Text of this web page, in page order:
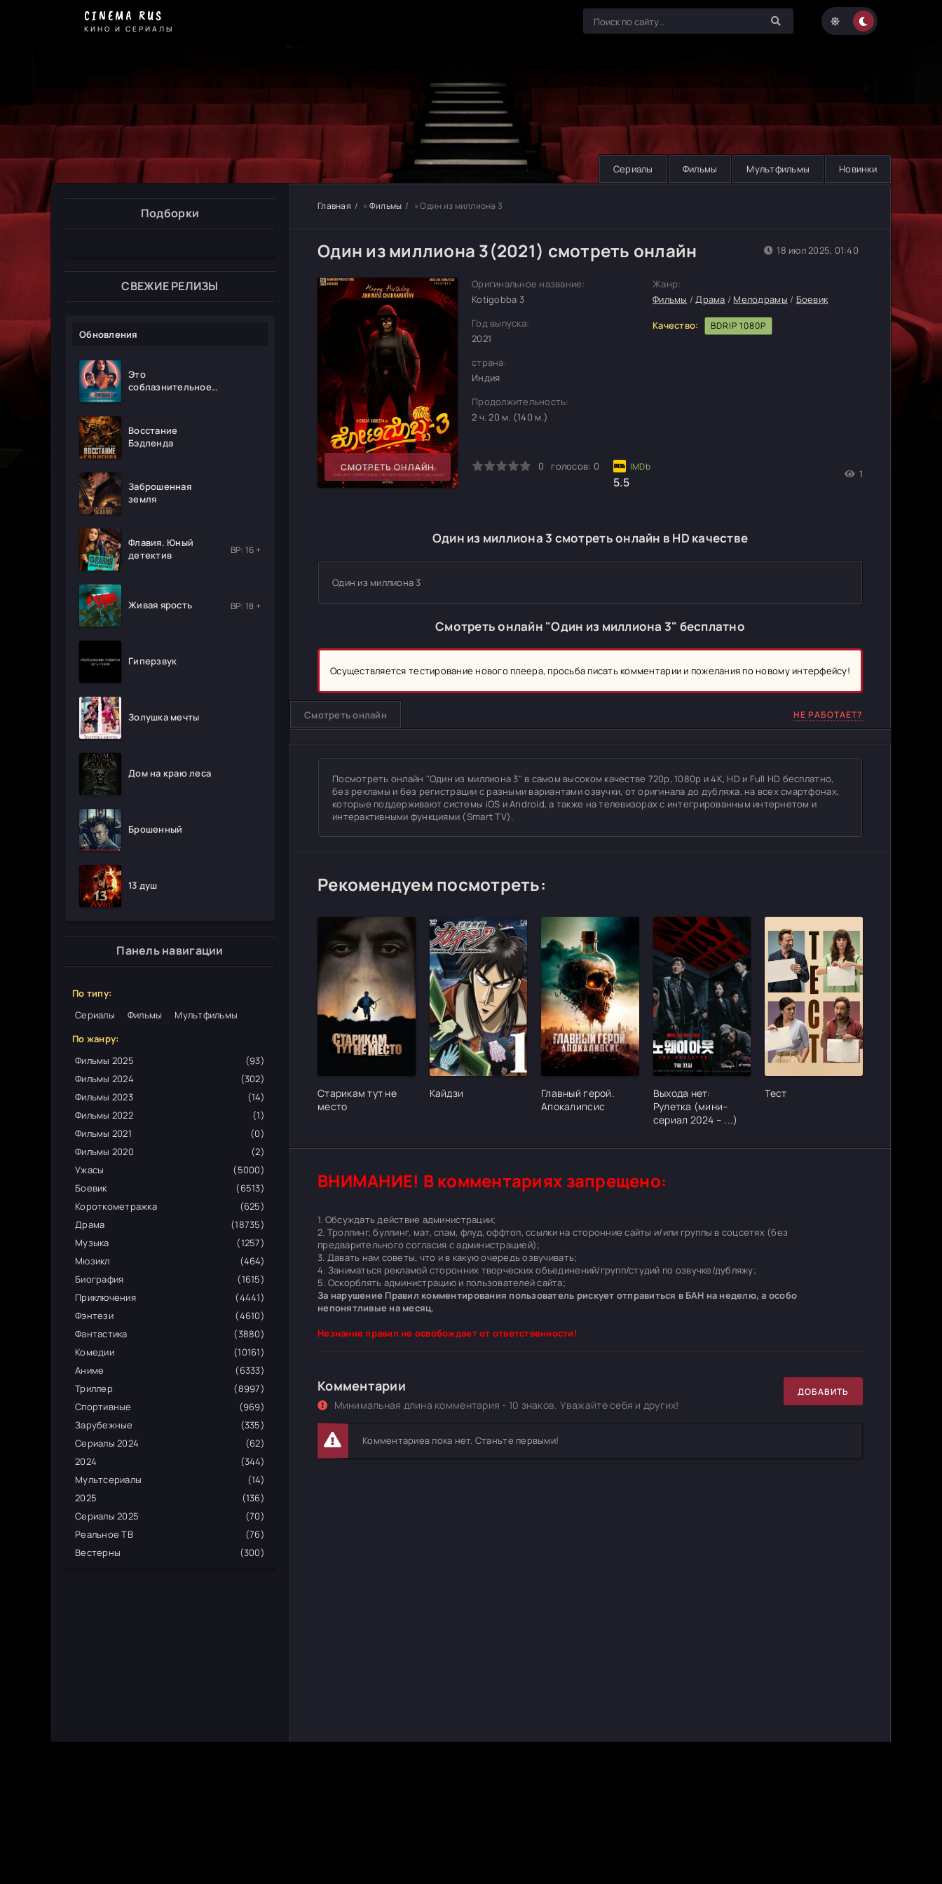
CINEMA RUS
КИНО И СЕРИАЛЫ
Сериалы Фильмы Мультфильмы Новинки
Подборки
СВЕЖИЕ РЕЛИЗЫ
Обновления
Это
соблазнительное
Восстание
Бэдленда
Заброшенная
земля
Флавия. Юный
детектив
ВР: 16 +
Живая ярость ВР: 18 +
Гиперзвук
Золушка мечты
Дом на краю леса
Брошенный
13 душ
Панель навигации
По типу:
Сериалы
Фильмы
Мультфильмы
По жанру:
Фильмы 2025
(93)
Фильмы 2024
(302)
Фильмы 2023
(14)
Фильмы 2022
(1)
Фильмы 2021
(0)
Фильмы 2020
(2)
Ужасы
(5000)
Боевик
(6513)
Короткометражка
(625)
Драма
(18735)
Музыка
(1257)
Мюзикл
(464)
Биография
(1615)
Приключения
(4441)
Фэнтези
(4610)
Фантастика
(3880)
Комедии
(10161)
Аниме
(6333)
Триллер
(8997)
Спортивные
(969)
Зарубежные
(335)
Сериалы 2024
(62)
2024
(344)
Мультсериалы
(14)
2025
(136)
Сериалы 2025
(70)
Реальное ТВ
(76)
Вестерны
(300)
Главная » Фильмы » Один из миллиона 3
Один из миллиона 3(2021) смотреть онлайн
СМОТРЕТЬ ОНЛАЙН
Оригинальное название:
Kotigobba 3
Год выпуска:
2021
страна:
Индия
Продолжительность:
2 ч. 20 м. (140 м.)
1 2 3 0 голосов: 0
5.5
1
18 июл 2025, 01:40
Жанр:
Фильмы /Драма / Мелодрамы / Боевик
Качество: BDRIP 1080P
Один из миллиона 3 смотреть онлайн в HD качестве
Один из миллиона 3
Смотреть онлайн "Один из миллиона 3" бесплатно
Осуществляется тестирование нового плеера, просьба писать комментарии и пожелания по новому интерфейсу!
Смотреть онлайн НЕ РАБОТАЕТ?
Посмотреть онлайн "Один из миллиона 3" в самом высоком качестве 720p, 1080p и 4K, HD и Full HD бесплатно,
без рекламы и без регистрации с разными вариантами озвучки, от оригинала до дубляжа, на всех смартфонах,
которые поддерживают системы iOS и Android, а также на телевизорах с интегрированным интернетом и
интерактивными функциями (Smart TV).
Рекомендуем посмотреть:
[/xfgiven_cvh_poster_urlcvh_poster_url]
Старикам тут не
место
[/xfgiven_cvh_poster_urlcvh_poster_url]
Кайдзи
[/xfgiven_cvh_poster_urlcvh_poster_url]
Главный герой.
Апокалипсис
[/xfgiven_cvh_poster_urlcvh_poster_url]
Выхода нет:
Рулетка (мини–
сериал 2024 – ...)
Тест
ВНИМАНИЕ! В комментариях запрещено:
1. Обсуждать действие администрации;
2. Троллинг, буллинг, мат, спам, флуд, оффтоп, ссылки на сторонние сайты и/или группы в соцсетях (без
предварительного согласия с администрацией);
3. Давать нам советы, что и в какую очередь озвучивать;
4. Заниматься рекламой сторонних творческих объединений/групп/студий по озвучке/дубляжу;
5. Оскорблять администрацию и пользователей сайта;
За нарушение Правил комментирования пользователь рискует отправиться в БАН на неделю, а особо
непонятливые на месяц.
Незнание правил не освобождает от ответственности!
Комментарии
Минимальная длина комментария - 10 знаков. Уважайте себя и других!
ДОБАВИТЬ
Комментариев пока нет. Станьте первыми!